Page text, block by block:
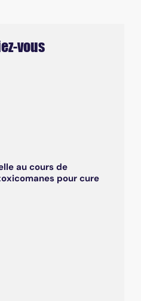
vous
au cours de
pour cure